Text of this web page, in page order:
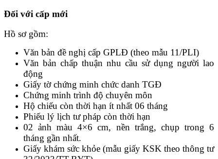
Đối với cấp mới
Hồ sơ gồm:
Văn bản đề nghị cấp GPLĐ (theo mẫu 11/PLI)
Văn bản chấp thuận nhu cầu sử dụng người lao
động
Giấy tờ chứng minh chức danh TGĐ
Chứng minh trình độ chuyên môn
Hộ chiếu còn thời hạn ít nhất 06 tháng
Phiếu lý lịch tư pháp còn thời hạn
02 ảnh màu 4×6 cm, nền trắng, chụp trong 6
tháng gần nhất.
Giấy khám sức khỏe (mẫu giấy KSK theo thông tư